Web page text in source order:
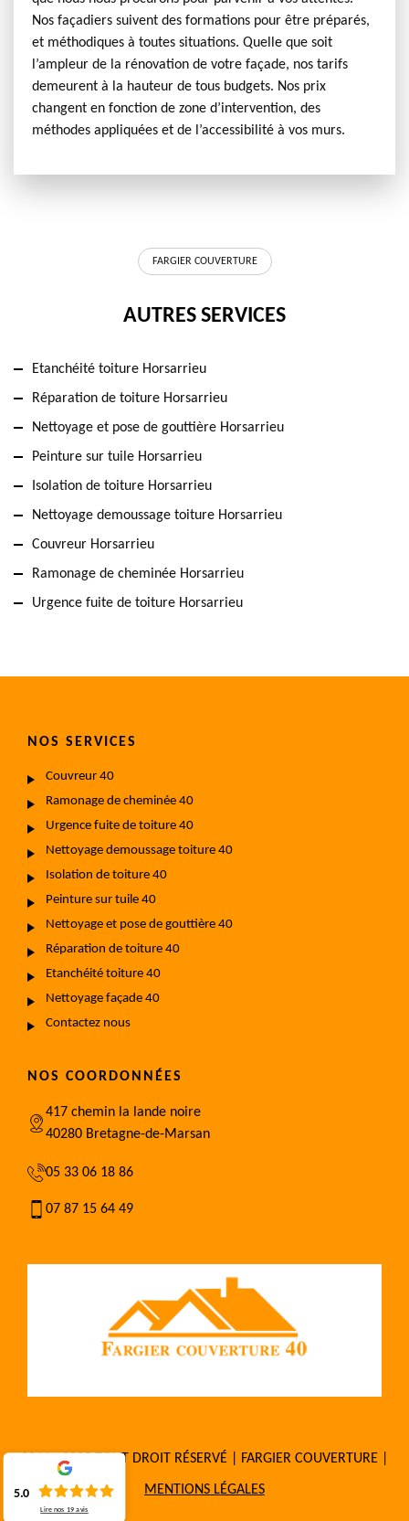
Nos façadiers suivent des formations pour être préparés,
et méthodiques à toutes situations. Quelle que soit
l’ampleur de la rénovation de votre façade, nos tarifs
demeurent à la hauteur de tous budgets. Nos prix
changent en fonction de zone d’intervention, des
méthodes appliquées et de l’accessibilité à vos murs.
FARGIER COUVERTURE
AUTRES SERVICES
Etanchéité toiture Horsarrieu
Réparation de toiture Horsarrieu
Nettoyage et pose de gouttière Horsarrieu
Peinture sur tuile Horsarrieu
Isolation de toiture Horsarrieu
Nettoyage demoussage toiture Horsarrieu
Couvreur Horsarrieu
Ramonage de cheminée Horsarrieu
Urgence fuite de toiture Horsarrieu
NOS SERVICES
Couvreur 40
Ramonage de cheminée 40
Urgence fuite de toiture 40
Nettoyage demoussage toiture 40
Isolation de toiture 40
Peinture sur tuile 40
Nettoyage et pose de gouttière 40
Réparation de toiture 40
Etanchéité toiture 40
Nettoyage façade 40
Contactez nous
NOS COORDONNÉES
417 chemin la lande noire
40280 Bretagne-de-Marsan
05 33 06 18 86
07 87 15 64 49
2016 - 2025 TOUT DROIT RÉSERVÉ | FARGIER COUVERTURE |
MENTIONS LÉGALES
5.0
Lire nos19 avis